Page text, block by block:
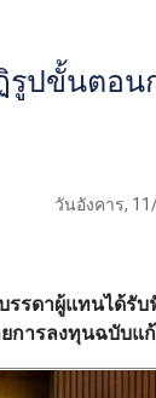
รูปขั้นตอน
วันอังคาร,
รดาผู้แทนได้รับ
การลงทุนฉบับแ